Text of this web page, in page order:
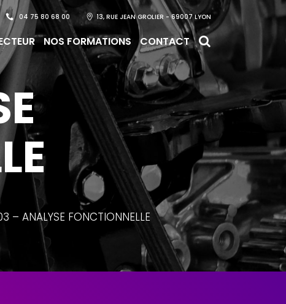
04 75 80 68 00 13, RUE JEAN GROLIER - 69007 LYON
NOS FORMATIONS CONTACT
– ANALYSE FONCTIONNELLE